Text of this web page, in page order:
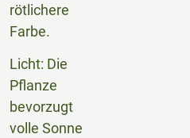
rötlichere
Farbe.
Licht: Die
Pflanze
bevorzugt
volle Sonne